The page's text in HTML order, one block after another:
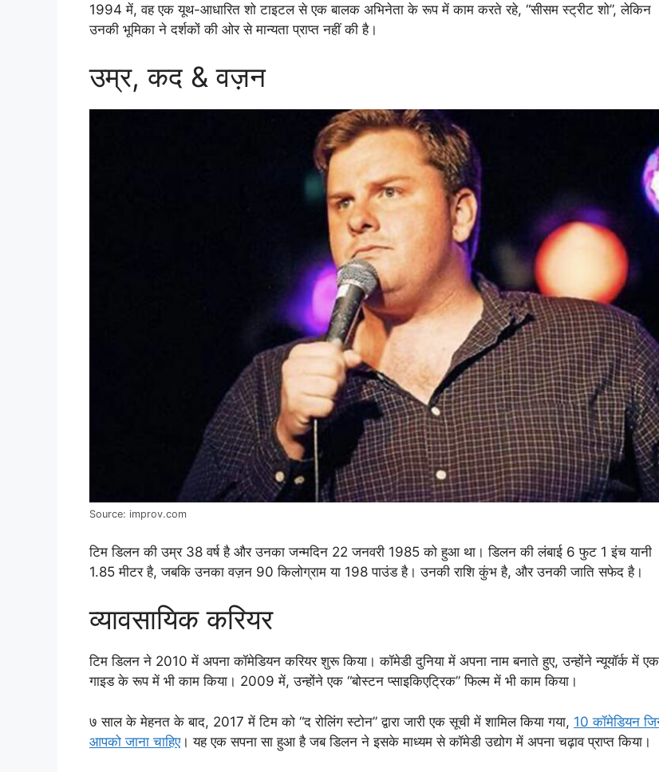
1994 में, वह एक यूथ-आधारित शो टाइटल से एक बालक अभिनेता के रूप में काम करते रहे, “सीसम स्ट्रीट शो”, लेकिन
उनकी भूमिका ने दर्शकों की ओर से मान्यता प्राप्त नहीं की है।
उम्र, कद & वज़न
Source: improv.com
टिम डिलन की उम्र 38 वर्ष है और उनका जन्मदिन 22 जनवरी 1985 को हुआ था। डिलन की लंबाई 6 फुट 1 इंच यानी
1.85 मीटर है, जबकि उनका वज़न 90 किलोग्राम या 198 पाउंड है। उनकी राशि कुंभ है, और उनकी जाति सफेद है।
व्यावसायिक करियर
टिम डिलन ने 2010 में अपना कॉमेडियन करियर शुरू किया। कॉमेडी दुनिया में अपना नाम बनाते हुए, उन्होंने न्यूयॉर्क में
गाइड के रूप में भी काम किया। 2009 में, उन्होंने एक “बोस्टन प्साइकिएट्रिक” फिल्म में भी काम किया।
७ साल के मेहनत के बाद, 2017 में टिम को “द रोलिंग स्टोन” द्वारा जारी एक सूची में शामिल किया गया, 10 कॉमेडियन
आपको जाना चाहिए। यह एक सपना सा हुआ है जब डिलन ने इसके माध्यम से कॉमेडी उद्योग में अपना चढ़ाव प्राप्त किया।